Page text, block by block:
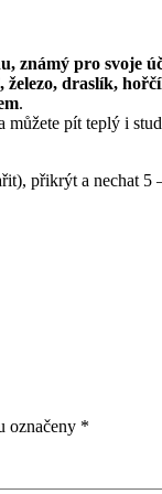
známý pro svoje
draslík,
.
můžete pít teplý i
přikrýt a nechat
označeny *